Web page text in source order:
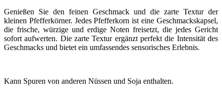
Genießen Sie den feinen Geschmack und die zarte Textur der
kleinen Pfefferkörner. Jedes Pfefferkorn ist eine Geschmackskapsel,
die frische, würzige und erdige Noten freisetzt, die jedes Gericht
sofort aufwerten. Die zarte Textur ergänzt perfekt die Intensität des
Geschmacks und bietet ein umfassendes sensorisches Erlebnis.
Kann Spuren von anderen Nüssen und Soja enthalten.